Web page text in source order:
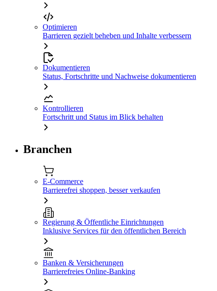
Optimieren
Barrieren gezielt beheben und Inhalte verbessern
Dokumentieren
Status, Fortschritte und Nachweise dokumentieren
Kontrollieren
Fortschritt und Status im Blick behalten
Branchen
E-Commerce
Barrierefrei shoppen, besser verkaufen
Regierung & Öffentliche Einrichtungen
Inklusive Services für den öffentlichen Bereich
Banken & Versicherungen
Barrierefreies Online-Banking